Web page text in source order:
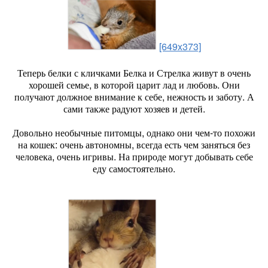
[649x373]
Теперь белки с кличками Белка и Стрелка живут в очень
хорошей семье, в которой царит лад и любовь. Они
получают должное внимание к себе, нежность и заботу. А
сами также радуют хозяев и детей.
Довольно необычные питомцы, однако они чем-то похожи
на кошек: очень автономны, всегда есть чем заняться без
человека, очень игривы. На природе могут добывать себе
еду самостоятельно.